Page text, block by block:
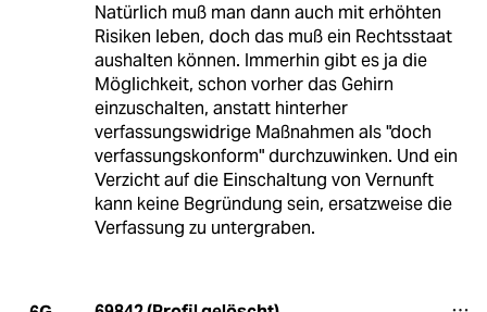
Natürlich muß man dann auch mit erhöhten
Risiken leben, doch das muß ein Rechtsstaat
aushalten können. Immerhin gibt es ja die
Möglichkeit, schon vorher das Gehirn
einzuschalten, anstatt hinterher
verfassungswidrige Maßnahmen als "doch
verfassungskonform" durchzuwinken. Und ein
Verzicht auf die Einschaltung von Vernunft
kann keine Begründung sein, ersatzweise die
Verfassung zu untergraben.